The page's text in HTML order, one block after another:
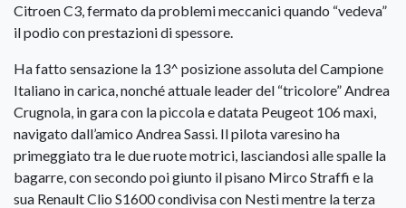
Citroen C3, fermato da problemi meccanici quando “vedeva”
il podio con prestazioni di spessore.
Ha fatto sensazione la 13^ posizione assoluta del Campione
Italiano in carica, nonché attuale leader del “tricolore” Andrea
Crugnola, in gara con la piccola e datata Peugeot 106 maxi,
navigato dall’amico Andrea Sassi. Il pilota varesino ha
primeggiato tra le due ruote motrici, lasciandosi alle spalle la
bagarre, con secondo poi giunto il pisano Mirco Straffi e la
sua Renault Clio S1600 condivisa con Nesti mentre la terza